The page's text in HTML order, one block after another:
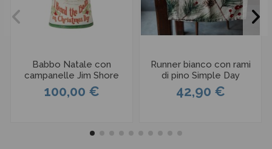
Babbo Natale con
campanelle Jim Shore
100,00 €
Runner bianco con rami
di pino Simple Day
42,90 €